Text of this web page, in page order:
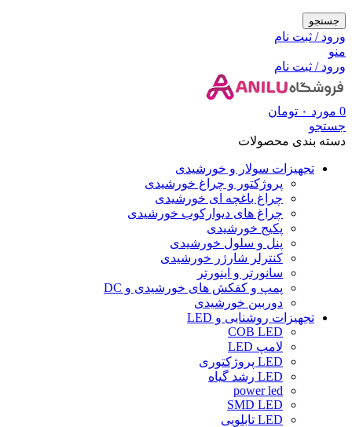
جستجو
ورود / ثبت نام
منو
ورود / ثبت نام
0 مورد ۰ تومان
جستجو
دسته بندی محصولات
تجهیزات سولار و خورشیدی
پروژکتور و چراغ خورشیدی
چراغ باغچه ای خورشیدی
چراغ های دیوارکوب خورشیدی
پکیج خورشیدی
پنل و سلول خورشیدی
کنترلر شارژر خورشیدی
سانورتر و اینورتر
پمپ و کفکش های خورشیدی و DC
دوربین خورشیدی
تجهیزات روشنایی و LED
COB LED
لامپ LED
LED پروژکتوری
LED رشد گیاه
power led
SMD LED
LED تابلویی